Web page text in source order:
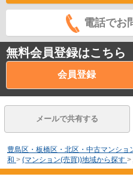
電話でお
無料会員登録はこちら
会員登録
メールで共有する
豊島区・板橋区・北区・中古マンシ
和 > (マンション(売買))地域から探す >